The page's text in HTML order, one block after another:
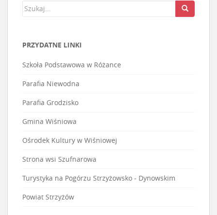
PRZYDATNE LINKI
Szkoła Podstawowa w Różance
Parafia Niewodna
Parafia Grodzisko
Gmina Wiśniowa
Ośrodek Kultury w Wiśniowej
Strona wsi Szufnarowa
Turystyka na Pogórzu Strzyżowsko - Dynowskim
Powiat Strzyżów